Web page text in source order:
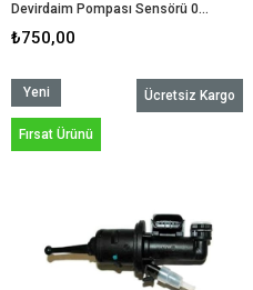
Devirdaim Pompası Sensörü 04L907284 2.0 TDİ 1.6 TDİ CLHA
₺750,00
Ücretsiz Kargo
Yeni
Ürün
Fırsat Ürünü